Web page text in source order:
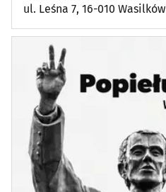
ul. Leśna 7, 16-010 Wasilków